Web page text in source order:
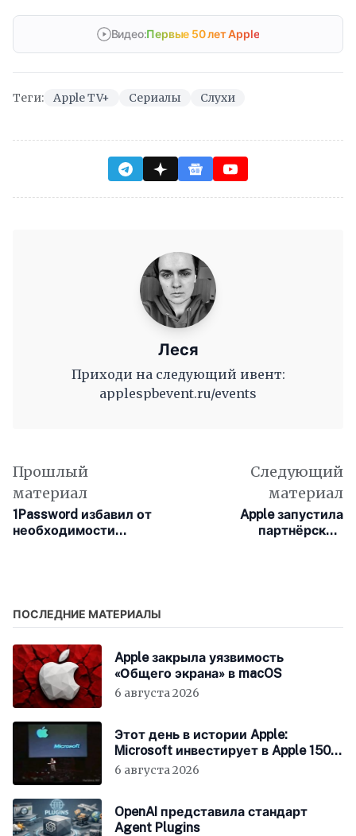
Видео:Первые 50 лет Apple
Теги: Apple TV+ Сериалы Слухи
Леся
Приходи на следующий ивент:
applespbevent.ru/events
Прошлый
материал
1Password избавил от
необходимости
Следующий
материал
Apple запустила
партнёрскую
ПОСЛЕДНИЕ МАТЕРИАЛЫ
Apple закрыла уязвимость
«Общего экрана» в macOS
6 августа 2026
Этот день в истории Apple:
Microsoft инвестирует в Apple 150
миллионов долларов
6 августа 2026
OpenAI представила стандарт
Agent Plugins